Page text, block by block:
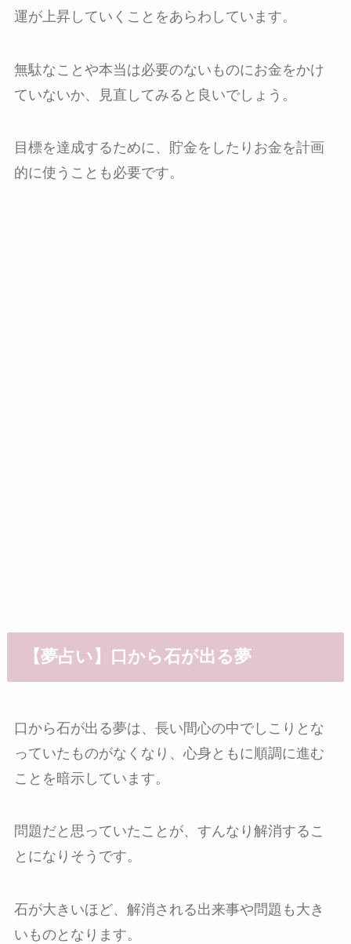
運が上昇していくことをあらわしています。
無駄なことや本当は必要のないものにお金をかけ
ていないか、見直してみると良いでしょう。
目標を達成するために、貯金をしたりお金を計画
的に使うことも必要です。
【夢占い】口から石が出る夢
口から石が出る夢は、長い間心の中でしこりとな
っていたものがなくなり、心身ともに順調に進む
ことを暗示しています。
問題だと思っていたことが、すんなり解消するこ
とになりそうです。
石が大きいほど、解消される出来事や問題も大き
いものとなります。